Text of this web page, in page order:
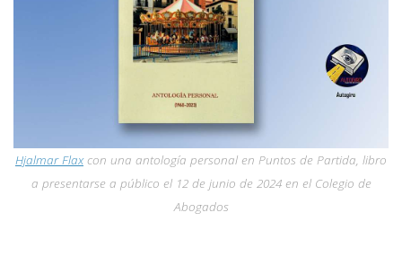
Hjalmar Flaxcon una antología personal en Puntos de Partida, libro
a presentarse a público el 12 de junio de 2024 en el Colegio de
Abogados